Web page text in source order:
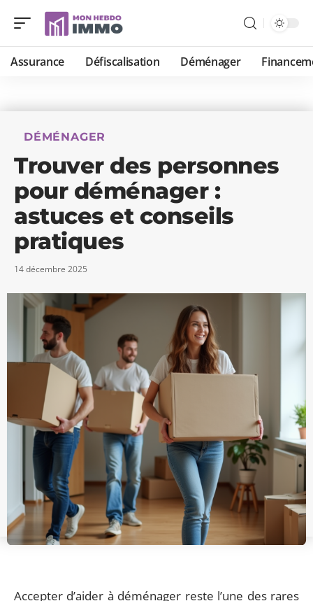
Assurance Défiscalisation Déménager
DÉMÉNAGER
Trouver des personnes
pour déménager :
astuces et conseils
pratiques
14 décembre 2025
Accepter d’aider à déménager reste l’une des rares